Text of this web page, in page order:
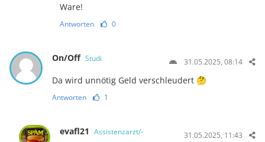
Ware!
Antworten 0
On/Off Studi 31.05.2025, 08:14
Da wird unnötig Geld verschleudert 🤔
Antworten 1
evafl21
Assistenzarzt/-
31.05.2025, 11:43